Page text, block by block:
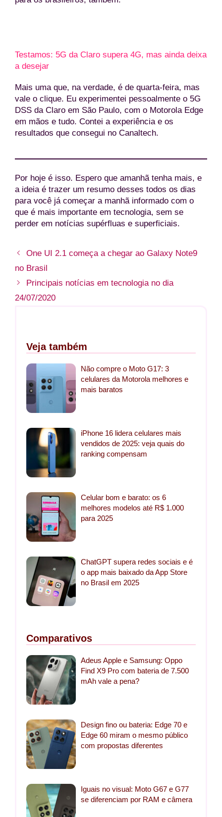
Testamos: 5G da Claro supera 4G, mas ainda deixa
a desejar
Mais uma que, na verdade, é de quarta-feira, mas
vale o clique. Eu experimentei pessoalmente o 5G
DSS da Claro em São Paulo, com o Motorola Edge
em mãos e tudo. Contei a experiência e os
resultados que consegui no Canaltech.
Por hoje é isso. Espero que amanhã tenha mais, e
a ideia é trazer um resumo desses todos os dias
para você já começar a manhã informado com o
que é mais importante em tecnologia, sem se
perder em notícias supérfluas e superficiais.
One UI 2.1 começa a chegar ao Galaxy Note9
no Brasil
Principais notícias em tecnologia no dia
24/07/2020
Veja também
Não compre o Moto G17: 3
celulares da Motorola melhores e
mais baratos
iPhone 16 lidera celulares mais
vendidos de 2025: veja quais do
ranking compensam
Celular bom e barato: os 6
melhores modelos até R$ 1.000
para 2025
ChatGPT supera redes sociais e é
o app mais baixado da App Store
no Brasil em 2025
Comparativos
Adeus Apple e Samsung: Oppo
Find X9 Pro com bateria de 7.500
mAh vale a pena?
Design fino ou bateria: Edge 70 e
Edge 60 miram o mesmo público
com propostas diferentes
Iguais no visual: Moto G67 e G77
se diferenciam por RAM e câmera